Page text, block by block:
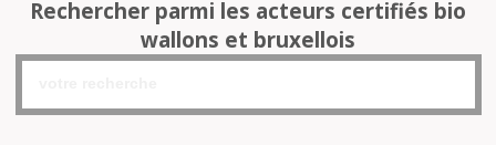
Rechercher parmi les acteurs certifiés bio
wallons et bruxellois